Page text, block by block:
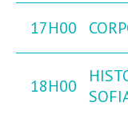
17H00
18H00